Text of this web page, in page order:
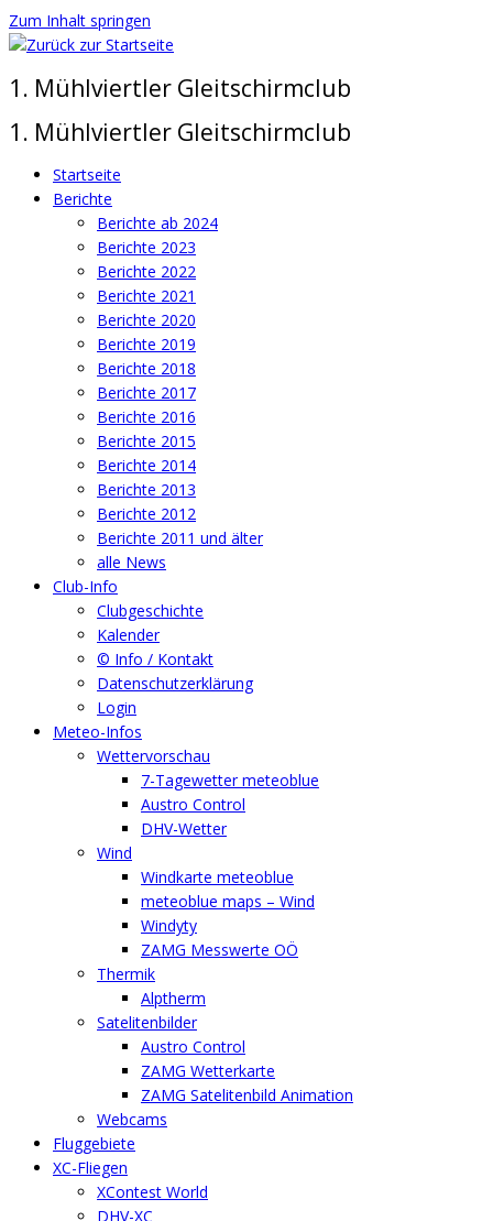
Zum Inhalt springen
1. Mühlviertler Gleitschirmclub
1. Mühlviertler Gleitschirmclub
Startseite
Berichte
Berichte ab 2024
Berichte 2023
Berichte 2022
Berichte 2021
Berichte 2020
Berichte 2019
Berichte 2018
Berichte 2017
Berichte 2016
Berichte 2015
Berichte 2014
Berichte 2013
Berichte 2012
Berichte 2011 und älter
alle News
Club-Info
Clubgeschichte
Kalender
© Info / Kontakt
Datenschutzerklärung
Login
Meteo-Infos
Wettervorschau
7-Tagewetter meteoblue
Austro Control
DHV-Wetter
Wind
Windkarte meteoblue
meteoblue maps – Wind
Windyty
ZAMG Messwerte OÖ
Thermik
Alptherm
Satelitenbilder
Austro Control
ZAMG Wetterkarte
ZAMG Satelitenbild Animation
Webcams
Fluggebiete
XC-Fliegen
XContest World
DHV-XC